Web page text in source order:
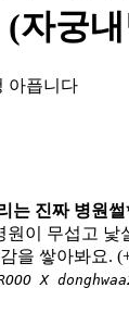
자궁
아픕니다
는 진짜 병원썰
원이 무섭고 낯
을 쌓아봐요.
X